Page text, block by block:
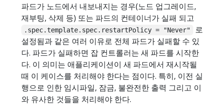
파드가 노드에서 내보내지는 경우(노드 업그레이드,
재부팅, 삭제 등) 또는 파드의 컨테이너가 실패 되고
.spec.template.spec.restartPolicy = "Never"
로
설정됨과 같은 여러 이유로 전체 파드가 실패할 수 있
다. 파드가 실패하면 잡 컨트롤러는 새 파드를 시작한
다. 이 의미는 애플리케이션이 새 파드에서 재시작될
때 이 케이스를 처리해야 한다는 점이다. 특히, 이전 실
행으로 인한 임시파일, 잠금, 불완전한 출력 그리고 이
와 유사한 것들을 처리해야 한다.